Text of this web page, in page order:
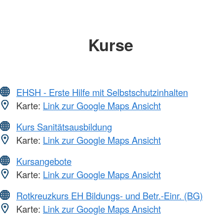
Kurse
EHSH - Erste Hilfe mit Selbstschutzinhalten
Karte: Link zur Google Maps Ansicht
Kurs Sanitätsausbildung
Karte: Link zur Google Maps Ansicht
Kursangebote
Karte: Link zur Google Maps Ansicht
Rotkreuzkurs EH Bildungs- und Betr.-Einr. (BG)
Karte: Link zur Google Maps Ansicht